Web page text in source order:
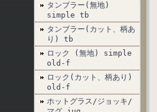
タンブラー(無地)
simple tb
タンブラー(カット、柄あ
り) tb
ロック (無地) simple
old-f
ロック(カット、柄あり)
old-f
ホットグラス/ジョッキ/